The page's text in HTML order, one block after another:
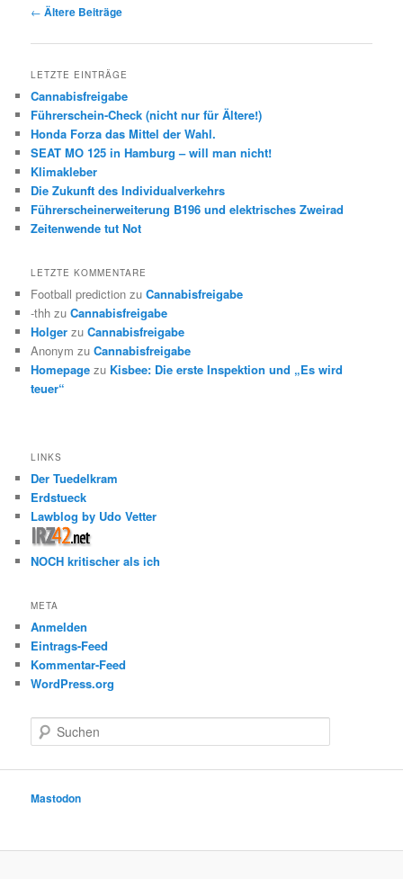
Beitrags-
← Ältere Beiträge
LETZTE EINTRÄGE
Cannabisfreigabe
Führerschein-Check (nicht nur für Ältere!)
Honda Forza das Mittel der Wahl.
SEAT MO 125 in Hamburg – will man nicht!
Klimakleber
Die Zukunft des Individualverkehrs
Führerscheinerweiterung B196 und elektrisches Zweirad
Zeitenwende tut Not
LETZTE KOMMENTARE
Football prediction zuCannabisfreigabe
-thh zuCannabisfreigabe
Holger zuCannabisfreigabe
Anonym zuCannabisfreigabe
Homepage zu Kisbee: Die erste Inspektion und „Es wird
teuer“
LINKS
Der Tuedelkram
Erdstueck
Lawblog by Udo Vetter
NOCH kritischer als ich
META
Anmelden
Eintrags-Feed
Kommentar-Feed
WordPress.org
u
e
Mastodon